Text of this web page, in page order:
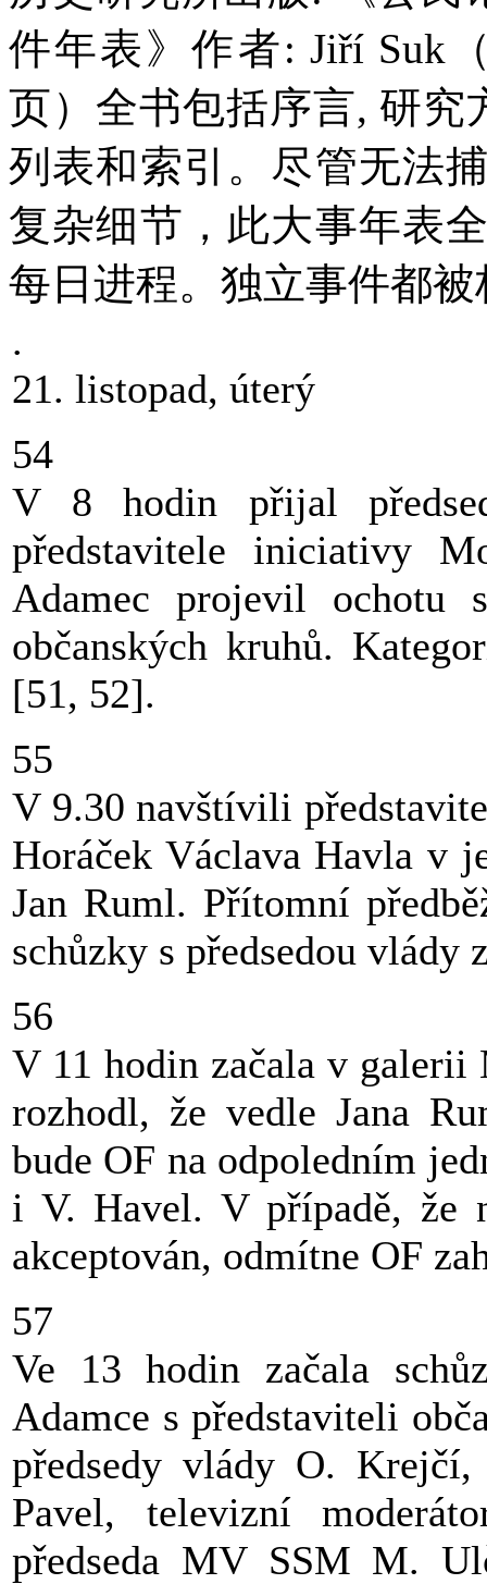
件年表》作者: Jiří Suk
页）全书包括序言, 研究
列表和索引。尽管无法
复杂细节，此大事年表
每日进程。独立事件都
.
21. listopad, úterý
54
V 8 hodin přijal
představitele iniciativy
Adamec projevil ochotu
občanských kruhů.
[51, 52].
55
V 9.30 navštívili
Horáček Václava Havla v
Jan Ruml. Přítomní
schůzky s předsedou
56
V 11 hodin začala v galerii
rozhodl, že vedle Jana
bude OF na odpoledním
i V. Havel. V případě, že
akceptován, odmítne OF
57
Ve 13 hodin začala
Adamce s představiteli
předsedy vlády O.
Pavel, televizní
předseda MV SSM M.